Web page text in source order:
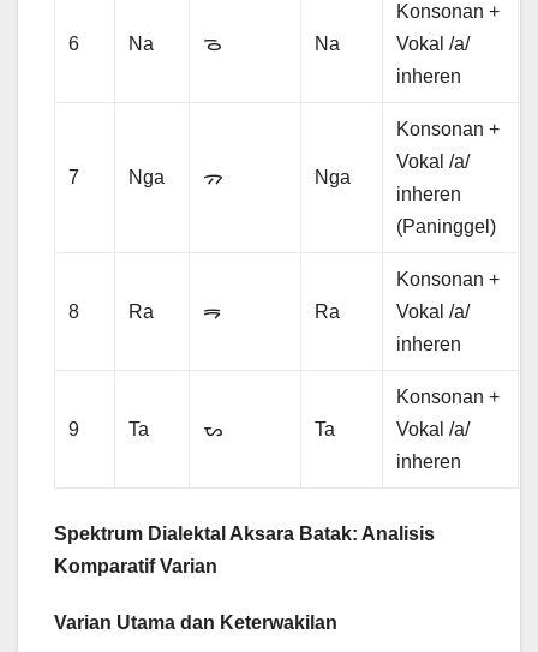
6 Na ᯉ Na
Konsonan +
Vokal /a/
inheren
7 Nga ᯄ Nga
Konsonan +
Vokal /a/
inheren
(Paninggel)
8 Ra ᯒ Ra
Konsonan +
Vokal /a/
inheren
9 Ta ᯗ Ta
Konsonan +
Vokal /a/
inheren
Spektrum Dialektal Aksara Batak: Analisis
Komparatif Varian
Varian Utama dan Keterwakilan